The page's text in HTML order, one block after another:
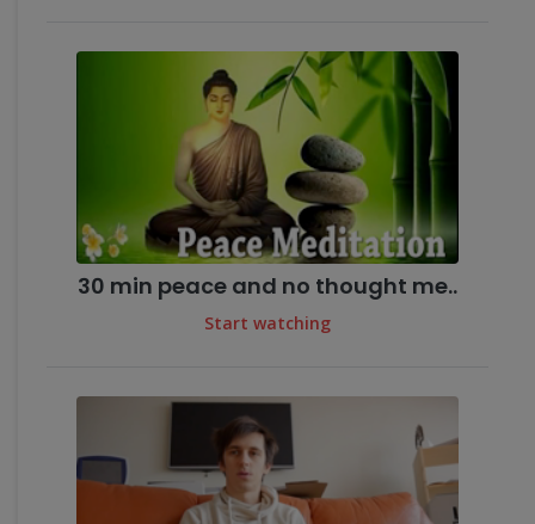
30 min peace and no thought me..
Start watching